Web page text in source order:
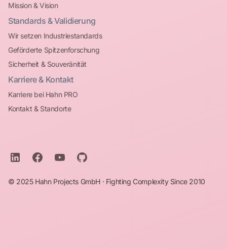
Mission & Vision
Standards & Validierung
Wir setzen Industriestandards
Geförderte Spitzenforschung
Sicherheit & Souveränität
Karriere & Kontakt
Karriere bei Hahn PRO
Kontakt & Standorte
© 2025 Hahn Projects GmbH · Fighting Complexity Since 2010